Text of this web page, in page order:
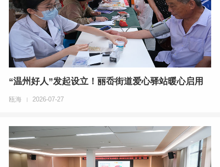
“温州好人”发起设立！丽岙街道爱心驿站暖心启用
瓯海 | 2026-07-27